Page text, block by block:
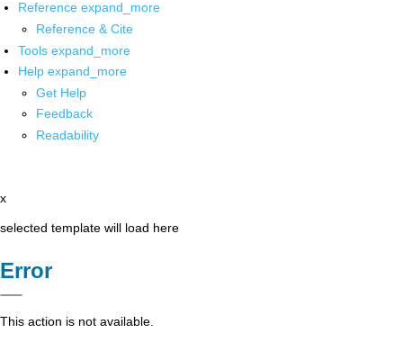
Reference expand_more
Reference & Cite
Tools expand_more
Help expand_more
Get Help
Feedback
Readability
x
selected template will load here
Error
This action is not available.